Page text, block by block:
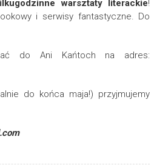
warsztaty literackie!
i serwisy fantastyczne. Do
do Ani Kańtoch na adres:
do końca maja!) przyjmujemy